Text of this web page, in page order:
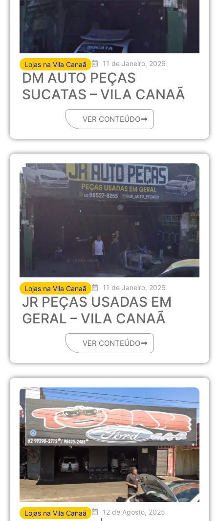
Lojas na Vila Canaã 11 de Janeiro, 2026
DM AUTO PEÇAS
SUCATAS – VILA CANAÃ
VER CONTEÚDO
Lojas na Vila Canaã 11 de Janeiro, 2026
JR PEÇAS USADAS EM
GERAL – VILA CANAÃ
VER CONTEÚDO
Lojas na Vila Canaã 12 de Agosto, 2025